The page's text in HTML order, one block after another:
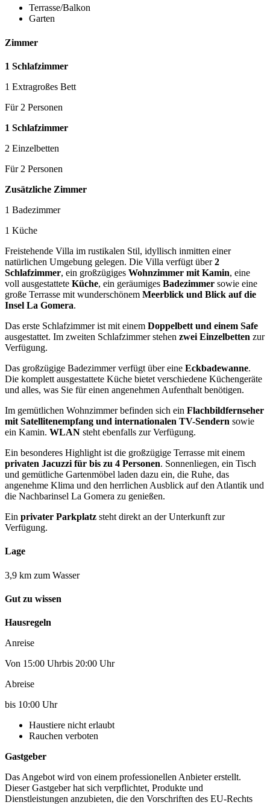
Terrasse/Balkon
Garten
Zimmer
1 Schlafzimmer
1 Extragroßes Bett
Für 2 Personen
1 Schlafzimmer
2 Einzelbetten
Für 2 Personen
Zusätzliche Zimmer
1 Badezimmer
1 Küche
Freistehende Villa im rustikalen Stil, idyllisch inmitten einer
natürlichen Umgebung gelegen. Die Villa verfügt über2
Schlafzimmer, ein großzügiges Wohnzimmer mit Kamin, eine
voll ausgestattete Küche, ein geräumiges Badezimmer sowie eine
große Terrasse mit wunderschönem Meerblick und Blick auf die
Insel La Gomera.
Das erste Schlafzimmer ist mit einem Doppelbett und einem Safe
ausgestattet. Im zweiten Schlafzimmer stehen zwei Einzelbetten zur
Verfügung.
Das großzügige Badezimmer verfügt über eine Eckbadewanne.
Die komplett ausgestattete Küche bietet verschiedene Küchengeräte
und alles, was Sie für einen angenehmen Aufenthalt benötigen.
Im gemütlichen Wohnzimmer befinden sich ein Flachbildfernseher
mit Satellitenempfang und internationalen TV-Sendern sowie
ein Kamin. WLAN steht ebenfalls zur Verfügung.
Ein besonderes Highlight ist die großzügige Terrasse mit einem
privaten Jacuzzi für bis zu 4 Personen. Sonnenliegen, ein Tisch
und gemütliche Gartenmöbel laden dazu ein, die Ruhe, das
angenehme Klima und den herrlichen Ausblick auf den Atlantik und
die Nachbarinsel La Gomera zu genießen.
Ein privater Parkplatz steht direkt an der Unterkunft zur
Verfügung.
Lage
3,9 km zum Wasser
Gut zu wissen
Hausregeln
Anreise
Von 15:00 Uhrbis 20:00 Uhr
Abreise
bis 10:00 Uhr
Haustiere nicht erlaubt
Rauchen verboten
Gastgeber
Das Angebot wird von einem professionellen Anbieter erstellt.
Dieser Gastgeber hat sich verpflichtet, Produkte und
Dienstleistungen anzubieten, die den Vorschriften des EU-Rechts